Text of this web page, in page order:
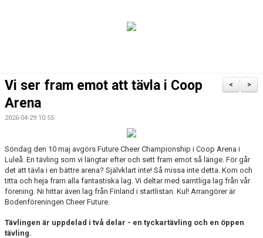
VÅRA LAG OCH TRÄNARE
LÄNKAR
>
<
Vi ser fram emot att tävla i Coop
Arena
2026-04-29 10:55
Söndag den 10 maj avgörs Future Cheer Championship i Coop Arena i
Luleå. En tävling som vi längtar efter och sett fram emot så länge. För går
det att tävla i en bättre arena? Självklart inte! Så missa inte detta. Kom och
titta och heja fram alla fantastiska lag. Vi deltar med samtliga lag från vår
förening. Ni hittar även lag från Finland i startlistan. Kul! Arrangörer är
Bodenföreningen Cheer Future.
Tävlingen är uppdelad i två delar - en tyckartävling och en öppen
tävling.